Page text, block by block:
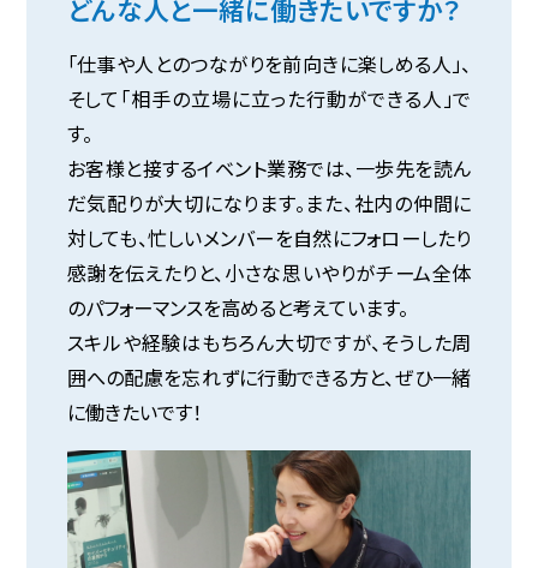
どんな人と一緒に働きたいですか？
「仕事や人とのつながりを前向きに楽しめる人」、
そして「相手の立場に立った行動ができる人」で
す。
お客様と接するイベント業務では、一歩先を読ん
だ気配りが大切になります。また、社内の仲間に
対しても、忙しいメンバーを自然にフォローしたり
感謝を伝えたりと、小さな思いやりがチーム全体
のパフォーマンスを高めると考えています。
スキルや経験はもちろん大切ですが、そうした周
囲への配慮を忘れずに行動できる方と、ぜひ一緒
に働きたいです！